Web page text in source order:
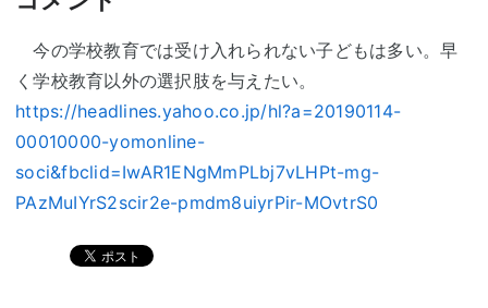
今の学校教育では受け入れられない子どもは多い。早
く学校教育以外の選択肢を与えたい。
https://headlines.yahoo.co.jp/hl?a=20190114-
00010000-yomonline-
soci&fbclid=IwAR1ENgMmPLbj7vLHPt-mg-
PAzMuIYrS2scir2e-pmdm8uiyrPir-MOvtrS0